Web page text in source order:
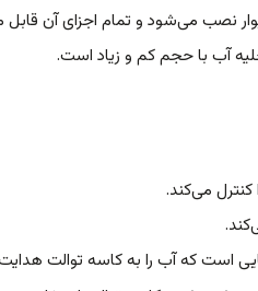
نصب می‌شود و تمام اجزای آن
آب با حجم کم و زیاد است.
می‌کند.
است که آب را به کاسه توالت